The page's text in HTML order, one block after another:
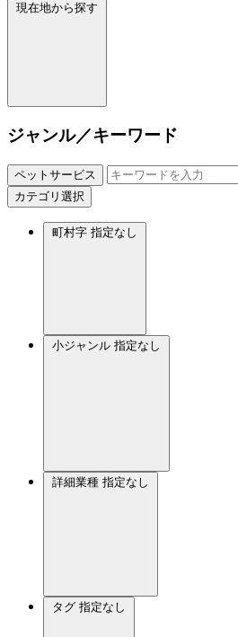
現在地から探す
ジャンル／キーワード
ペットサービス
カテゴリ選択
町村字 指定なし
小ジャンル 指定なし
詳細業種 指定なし
タグ 指定なし